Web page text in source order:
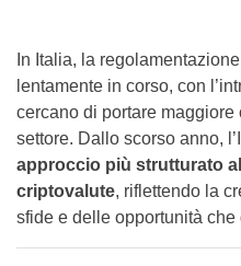
In Italia, la
lentamente in corso, con
cercano di portare maggiore
settore. Dallo scorso anno,
approccio più strutturato
criptovalute, riflettendo la
sfide e delle opportunità che